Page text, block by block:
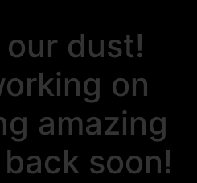
our dust!
on
amazing
soon!